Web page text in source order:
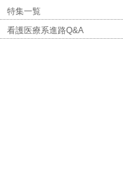
特集一覧
看護医療系進路Q&A